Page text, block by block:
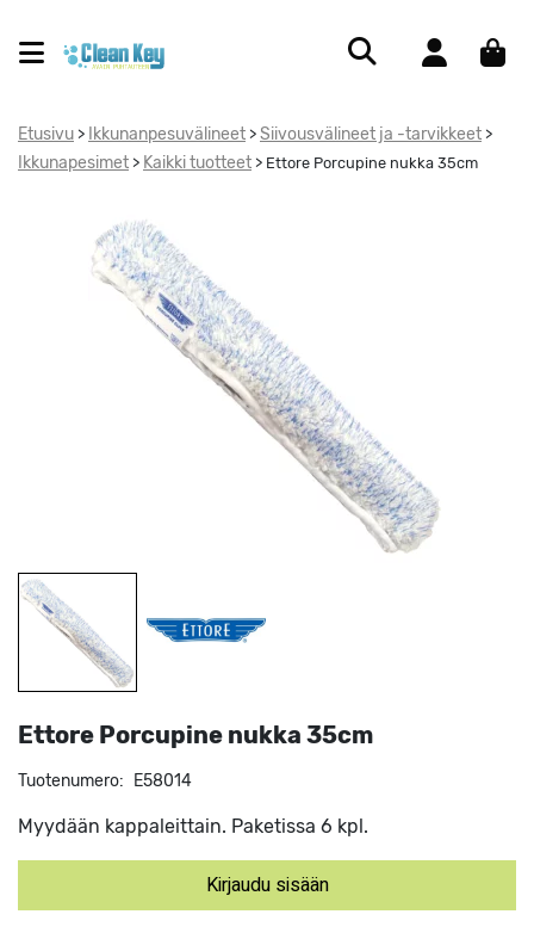
Etusivu > Ikkunanpesuvälineet > Siivousvälineet ja -tarvikkeet >
Ikkunapesimet > Kaikki tuotteet > Ettore Porcupine nukka 35cm
Ettore Porcupine nukka 35cm
Tuotenumero: E58014
Myydään kappaleittain. Paketissa 6 kpl.
Kirjaudu sisään